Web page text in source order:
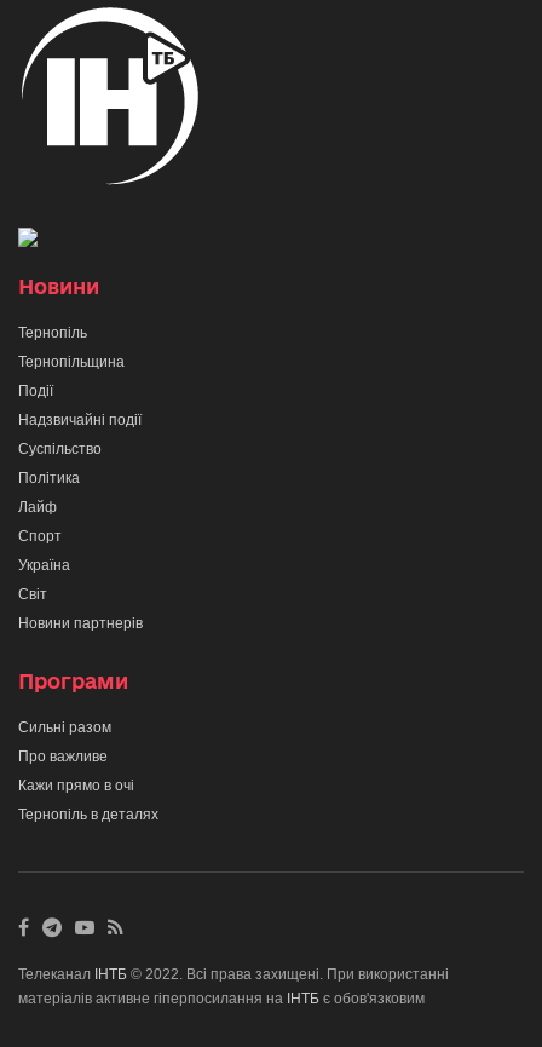
Новини
Тернопіль
Тернопільщина
Події
Надзвичайні події
Суспільство
Політика
Лайф
Спорт
Україна
Світ
Новини партнерів
Програми
Сильні разом
Про важливе
Кажи прямо в очі
Тернопіль в деталях
Телеканал ІНТБ © 2022. Всі права захищені. При використанні
матеріалів активне гіперпосилання на ІНТБ є обов'язковим